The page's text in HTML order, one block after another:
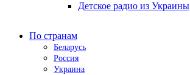
Детское радио из Украины
По странам
Беларусь
Россия
Украина